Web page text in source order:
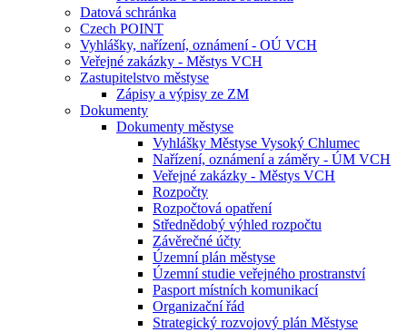
Datová schránka
Czech POINT
Vyhlášky, nařízení, oznámení - OÚ VCH
Veřejné zakázky - Městys VCH
Zastupitelstvo městyse
Zápisy a výpisy ze ZM
Dokumenty
Dokumenty městyse
Vyhlášky Městyse Vysoký Chlumec
Nařízení, oznámení a záměry - ÚM VCH
Veřejné zakázky - Městys VCH
Rozpočty
Rozpočtová opatření
Střednědobý výhled rozpočtu
Závěrečné účty
Územní plán městyse
Územní studie veřejného prostranství
Pasport místních komunikací
Organizační řád
Strategický rozvojový plán Městyse